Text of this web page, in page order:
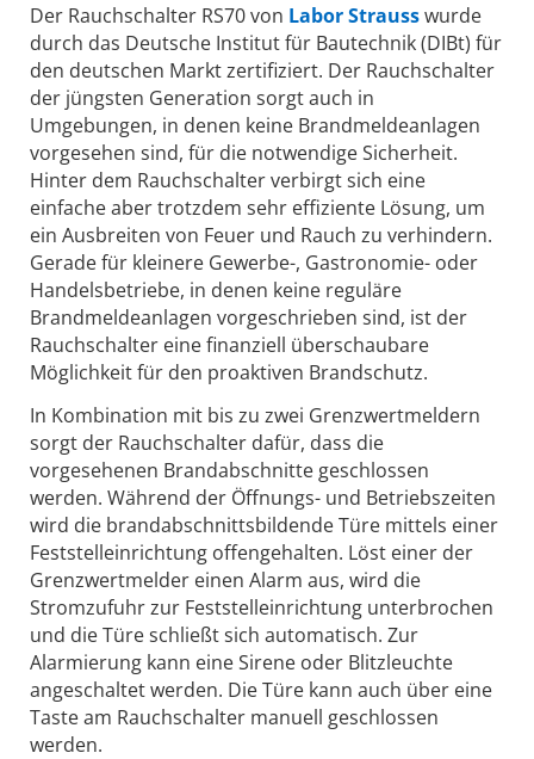
Der Rauchschalter RS70 von Labor Strausswurde
durch das Deutsche Institut für Bautechnik (DIBt) für
den deutschen Markt zertifiziert. Der Rauchschalter
der jüngsten Generation sorgt auch in
Umgebungen, in denen keine Brandmeldeanlagen
vorgesehen sind, für die notwendige Sicherheit.
Hinter dem Rauchschalter verbirgt sich eine
einfache aber trotzdem sehr effiziente Lösung, um
ein Ausbreiten von Feuer und Rauch zu verhindern.
Gerade für kleinere Gewerbe-, Gastronomie- oder
Handelsbetriebe, in denen keine reguläre
Brandmeldeanlagen vorgeschrieben sind, ist der
Rauchschalter eine finanziell überschaubare
Möglichkeit für den proaktiven Brandschutz.
In Kombination mit bis zu zwei Grenzwertmeldern
sorgt der Rauchschalter dafür, dass die
vorgesehenen Brandabschnitte geschlossen
werden. Während der Öffnungs- und Betriebszeiten
wird die brandabschnittsbildende Türe mittels einer
Feststelleinrichtung offengehalten. Löst einer der
Grenzwertmelder einen Alarm aus, wird die
Stromzufuhr zur Feststelleinrichtung unterbrochen
und die Türe schließt sich automatisch. Zur
Alarmierung kann eine Sirene oder Blitzleuchte
angeschaltet werden. Die Türe kann auch über eine
Taste am Rauchschalter manuell geschlossen
werden.